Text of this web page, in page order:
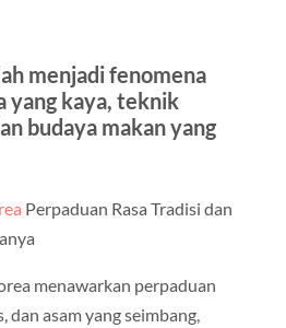
menjadi fenomena
yang kaya, teknik
budaya makan yang
Perpaduan Rasa Tradisi dan
menawarkan perpaduan
dan asam yang seimbang,